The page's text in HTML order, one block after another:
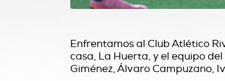
Enfrentamos al Club Atlético
casa, La Huerta, y el equipo
Giménez, Álvaro Campuzano,